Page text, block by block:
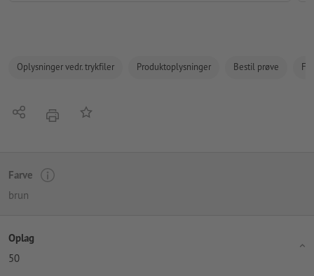
Oplysninger vedr. trykfiler Produktoplysninger Bestil prøve
Del tryk Tilføj til huskelisten
Farve
brun
Oplag
50